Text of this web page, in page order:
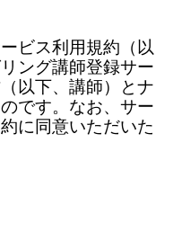
ビス利用規約（以
ング講師登録サー
以下、講師）とナ
です。なお、サー
に同意いただいた